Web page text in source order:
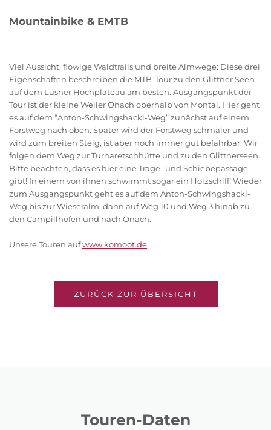
Mountainbike & EMTB
Viel Aussicht, flowige Waldtrails und breite Almwege: Diese drei
Eigenschaften beschreiben die MTB-Tour zu den Glittner Seen
auf dem Lüsner Hochplateau am besten. Ausgangspunkt der
Tour ist der kleine Weiler Onach oberhalb von Montal. Hier geht
es auf dem “Anton-Schwingshackl-Weg” zunächst auf einem
Forstweg nach oben. Später wird der Forstweg schmaler und
wird zum breiten Steig, ist aber noch immer gut befahrbar. Wir
folgen dem Weg zur Turnaretschhütte und zu den Glittnerseen.
Bitte beachten, dass es hier eine Trage- und Schiebepassage
gibt! In einem von ihnen schwimmt sogar ein Holzschiff! Wieder
zum Ausgangspunkt geht es auf dem Anton-Schwingshackl-
Weg bis zur Wieseralm, dann auf Weg 10 und Weg 3 hinab zu
den Campillhöfen und nach Onach.
Unsere Touren aufwww.komoot.de
ZURÜCK ZUR ÜBERSICHT
Touren-Daten